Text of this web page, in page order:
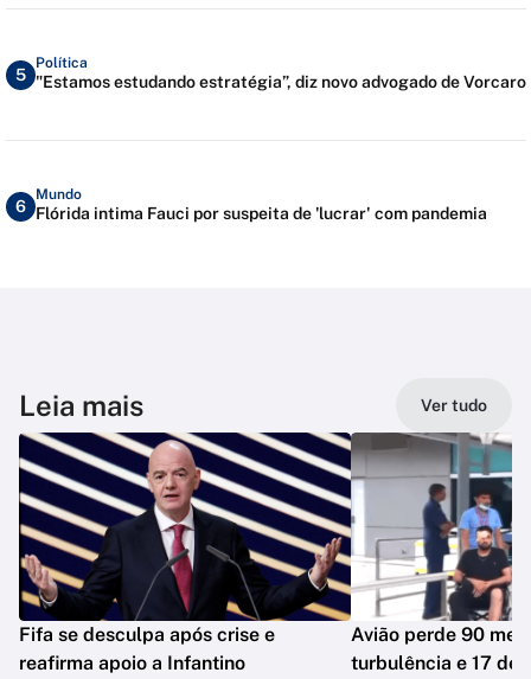
5
Política
"Estamos estudando estratégia”, diz novo advogado de Vorcaro
6
Mundo
Flórida intima Fauci por suspeita de 'lucrar' com pandemia
Leia mais Ver tudo
Fifa se desculpa após crise e
reafirma apoio a Infantino
Avião perde 90
turbulência e 17